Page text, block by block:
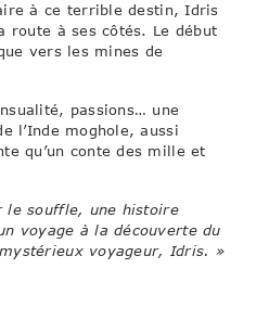
à ce terrible destin, Idris
route à ses côtés. Le début
vers les mines de
passions… une
l’Inde moghole, aussi
qu’un conte des mille et
le souffle, une histoire
voyage à la découverte du
voyageur, Idris. »